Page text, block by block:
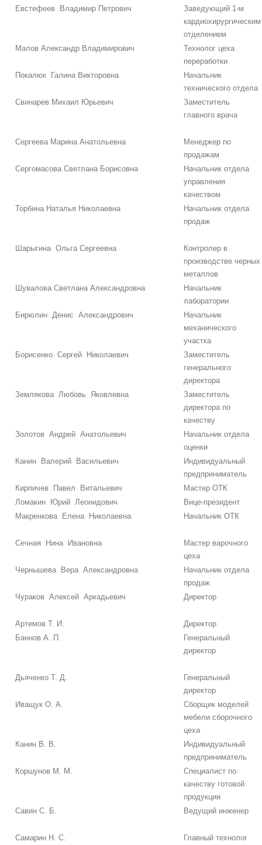
Евстефеев Владимир Петрович
Заведующий 1-м
кардиохирургическим
отделением
Малов Александр Владимирович
Технолог цеха
переработки
Покалюк Галина Викторовна
Начальник
технического отдела
Свинарев Михаил Юрьевич
Заместитель
главного врача
Сергеева Марина Анатольевна
Менеджер по
продажам
Сергомасова Светлана Борисовна
Начальник отдела
управления
качеством
Торбина Наталья Николаевна
Начальник отдела
продаж
Шарыгина Ольга Сергеевна
Контролер в
производстве черных
металлов
Шувалова Светлана Александровна
Начальник
лаборатории
Бирюлин Денис Александрович
Начальник
механического
участка
Борисенко Сергей Николаевич
Заместитель
генерального
директора
Землякова Любовь Яковлевна
Заместитель
директора по
качеству
Золотов Андрей Анатольевич
Начальник отдела
оценки
Канин Валерий Васильевич
Индивидуальный
предприниматель
Кирпичев Павел Витальевич
Мастер ОТК
Ломакин Юрий Леонидович
Вице-президент
Макренкова Елена Николаевна
Начальник ОТК
Сечная Нина Ивановна
Мастер варочного
цеха
Чернышева Вера Александровна
Начальник отдела
продаж
Чураков Алексей Аркадьевич
Директор
Артемов Т. И.
Директор
Баннов А. П.
Генеральный
директор
Дьяченко Т. Д.
Генеральный
директор
Иващук О. А.
Сборщик моделей
мебели сборочного
цеха
Канин В. В.
Индивидуальный
предприниматель
Коршунов М. М.
Специалист по
качеству готовой
продукции
Савин С. Б.
Ведущий инженер
Самарин Н. С. Главный технолог